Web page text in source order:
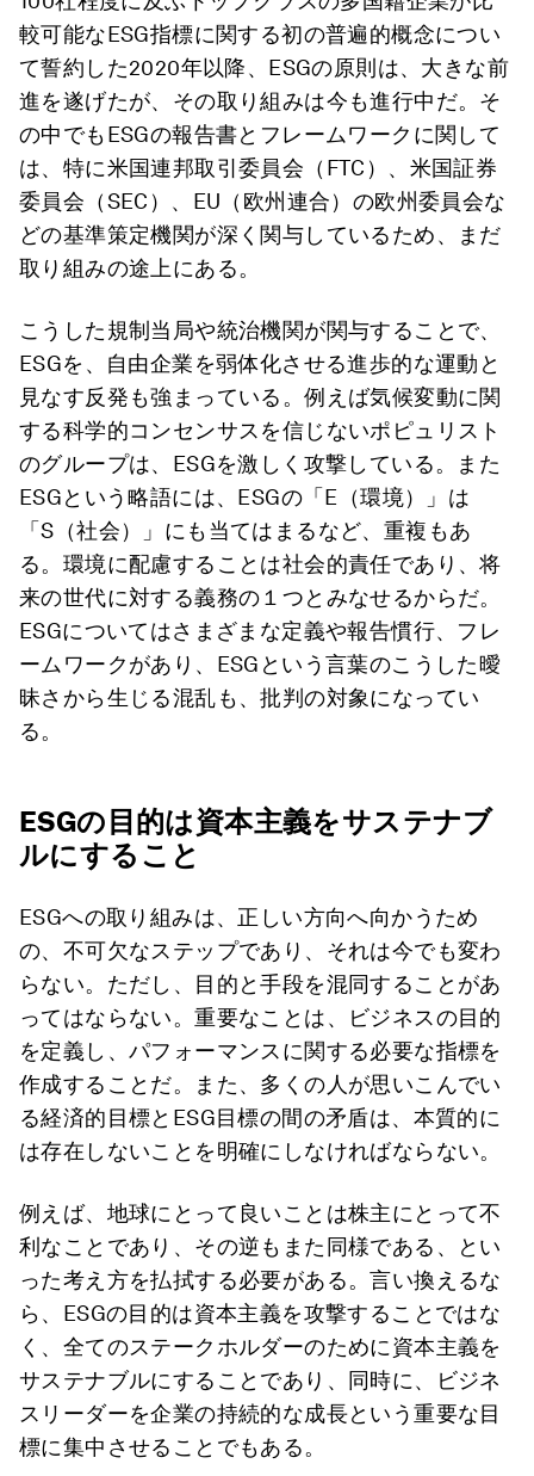
較可能なESG指標に関する初の普遍的概念につい
て誓約した2020年以降、ESGの原則は、大きな前
進を遂げたが、その取り組みは今も進行中だ。そ
の中でもESGの報告書とフレームワークに関して
は、特に米国連邦取引委員会（FTC）、米国証券
委員会（SEC）、EU（欧州連合）の欧州委員会な
どの基準策定機関が深く関与しているため、まだ
取り組みの途上にある。
こうした規制当局や統治機関が関与することで、
ESGを、自由企業を弱体化させる進歩的な運動と
見なす反発も強まっている。例えば気候変動に関
する科学的コンセンサスを信じないポピュリスト
のグループは、ESGを激しく攻撃している。また
ESGという略語には、ESGの「E（環境）」は
「S（社会）」にも当てはまるなど、重複もあ
る。環境に配慮することは社会的責任であり、将
来の世代に対する義務の１つとみなせるからだ。
ESGについてはさまざまな定義や報告慣行、フレ
ームワークがあり、ESGという言葉のこうした曖
昧さから生じる混乱も、批判の対象になってい
る。
ESGの目的は資本主義をサステナブ
ルにすること
ESGへの取り組みは、正しい方向へ向かうため
の、不可欠なステップであり、それは今でも変わ
らない。ただし、目的と手段を混同することがあ
ってはならない。重要なことは、ビジネスの目的
を定義し、パフォーマンスに関する必要な指標を
作成することだ。また、多くの人が思いこんでい
る経済的目標とESG目標の間の矛盾は、本質的に
は存在しないことを明確にしなければならない。
例えば、地球にとって良いことは株主にとって不
利なことであり、その逆もまた同様である、とい
った考え方を払拭する必要がある。言い換えるな
ら、ESGの目的は資本主義を攻撃することではな
く、全てのステークホルダーのために資本主義を
サステナブルにすることであり、同時に、ビジネ
スリーダーを企業の持続的な成長という重要な目
標に集中させることでもある。